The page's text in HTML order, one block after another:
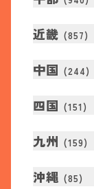
近畿 (857)
中国 (244)
四国 (151 )
九州 (159)
沖縄 (85)